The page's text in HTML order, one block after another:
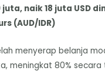
juta, naik 18 juta USD
(AUD/IDR)
menyerap belanja
meningkat 80% secara